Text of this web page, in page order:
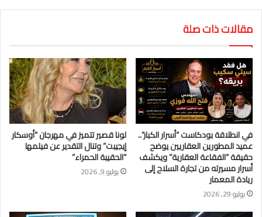
مقالات ذات صلة
في انطلاقة بودكاست “أسرار الكبار”..
عميد المطورين العقاريين يوضح
حقيقة “الفقاعة العقارية” ويكشف
أسرار مسيرته من تجارة السلاح إلى
ريادة المعمار
يوليو 29, 2026
لونا قصير تتميز في مهرجان “أوسكار
إيجيبت” وتنال التقدير عن فيلمها
“الحقيبة الحمراء”
يوليو 9, 2026